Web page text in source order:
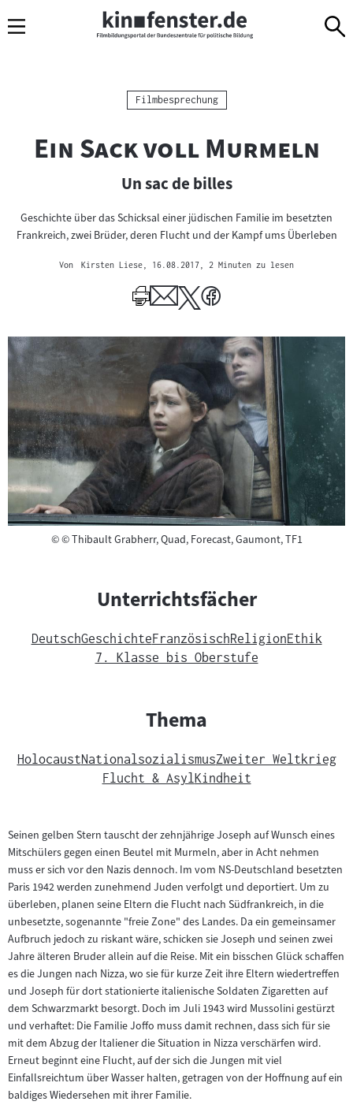
Navigation
zum
zur
Kategorie:
Filmbesprechung
"
Ein Sack voll Murmeln
Un sac de billes
Geschichte über das Schicksal einer jüdischen Familie im besetzten
Frankreich, zwei Brüder, deren Flucht und der Kampf ums Überleben
Von Kirsten Liese , 16.08.2017 , 2 Minuten zu lesen
©Copyright
© Thibault Grabherr, Quad, Forecast, Gaumont, TF1
Unterrichtsfächer
DeutschGeschichteFranzösischReligionEthik
7. Klasse bis Oberstufe
Thema
HolocaustNationalsozialismusZweiter Weltkrieg
Flucht & Asyl
Kindheit
Seinen gelben Stern tauscht der zehnjährige Joseph auf Wunsch eines
Mitschülers gegen einen Beutel mit Murmeln, aber in Acht nehmen
muss er sich vor den Nazis dennoch. Im vom NS-Deutschland besetzten
Paris 1942 werden zunehmend Juden verfolgt und deportiert. Um zu
überleben, planen seine Eltern die Flucht nach Südfrankreich, in die
unbesetzte, sogenannte "freie Zone" des Landes. Da ein gemeinsamer
Aufbruch jedoch zu riskant wäre, schicken sie Joseph und seinen zwei
Jahre älteren Bruder allein auf die Reise. Mit ein bisschen Glück schaffen
es die Jungen nach Nizza, wo sie für kurze Zeit ihre Eltern wiedertreffen
und Joseph für dort stationierte italienische Soldaten Zigaretten auf
dem Schwarzmarkt besorgt. Doch im Juli 1943 wird Mussolini gestürzt
und verhaftet: Die Familie Joffo muss damit rechnen, dass sich für sie
mit dem Abzug der Italiener die Situation in Nizza verschärfen wird.
Erneut beginnt eine Flucht, auf der sich die Jungen mit viel
Einfallsreichtum über Wasser halten, getragen von der Hoffnung auf ein
baldiges Wiedersehen mit ihrer Familie.